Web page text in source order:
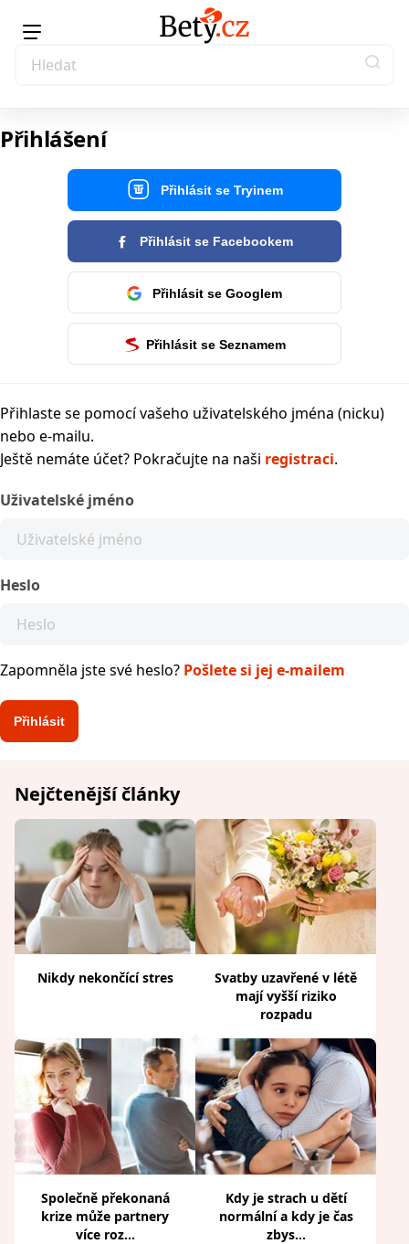
Přihlášení
Přihlásit se Tryinem
Přihlásit se Facebookem
Přihlásit se Googlem
Přihlásit se Seznamem
Přihlaste se pomocí vašeho uživatelského jména (nicku)
nebo e-mailu.
Ještě nemáte účet? Pokračujte na naši registraci.
Uživatelské jméno
Heslo
Zapomněla jste své heslo? Pošlete si jej e-mailem
Nejčtenější články
Nikdy nekončící stres
Svatby uzavřené v létě
mají vyšší riziko
rozpadu
Společně překonaná
krize může partnery
více roz...
Kdy je strach u dětí
normální a kdy je čas
zbys...